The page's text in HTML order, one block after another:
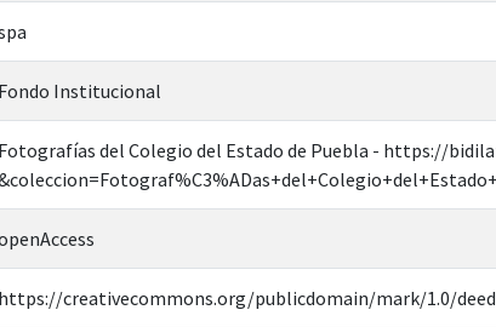
Fondo Institucional
Fotografías del Colegio del Estado de Puebla - https://
https://creativecommons.org/publicdomain/mark/1.0/